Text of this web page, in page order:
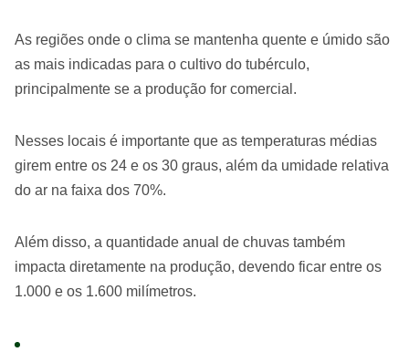
As regiões onde o clima se mantenha quente e úmido são
as mais indicadas para o cultivo do tubérculo,
principalmente se a produção for comercial.
Nesses locais é importante que as temperaturas médias
girem entre os 24 e os 30 graus, além da umidade relativa
do ar na faixa dos 70%.
Além disso, a quantidade anual de chuvas também
impacta diretamente na produção, devendo ficar entre os
1.000 e os 1.600 milímetros.